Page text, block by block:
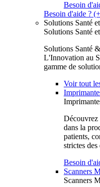
Besoin
Besoin d'aide ?
Solutions Santé
Solutions Santé
Solutions Santé
L'Innovation au
gamme de
Voir tout
Découvrez
dans la
patients,
strictes
Besoin
Scanners
Scanners